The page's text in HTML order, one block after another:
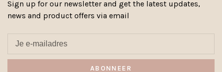
Sign up for our newsletter and get the latest updates,
news and product offers via email
ABONNEER